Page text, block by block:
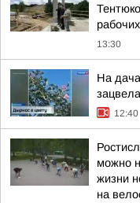
13:30
На
12:40
можно
жизни
на